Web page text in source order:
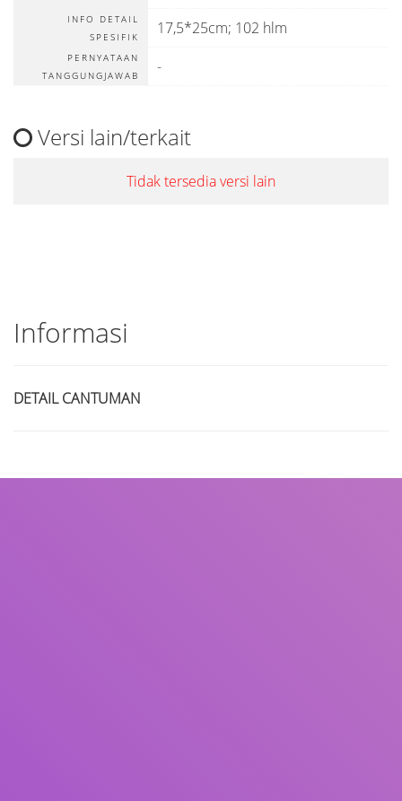
INFO DETAIL
SPESIFIK
17,5*25cm; 102 hlm
PERNYATAAN
TANGGUNGJAWAB
-
Versi lain/terkait
Tidak tersedia versi lain
Informasi
DETAIL CANTUMAN